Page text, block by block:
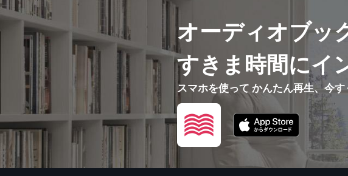
オーディオブッ
すきま時間にイ
スマホを使って かんたん再生、今